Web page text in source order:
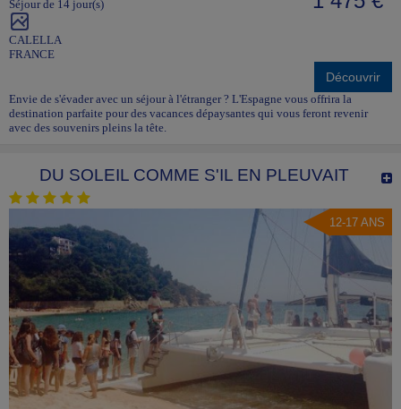
Séjour de 14 jour(s)
CALELLA
FRANCE
Découvrir
Envie de s'évader avec un séjour à l'étranger ? L'Espagne vous offrira la
destination parfaite pour des vacances dépaysantes qui vous feront revenir
avec des souvenirs pleins la tête.
DU SOLEIL COMME S'IL EN PLEUVAIT
12-17 ANS